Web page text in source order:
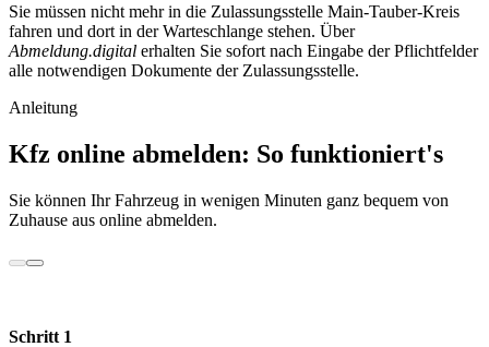
Sie müssen nicht mehr in die Zulassungsstelle Main-Tauber-Kreis
fahren und dort in der Warteschlange stehen. Über
Abmeldung.digital erhalten Sie sofort nach Eingabe der Pflichtfelder
alle notwendigen Dokumente der Zulassungsstelle.
Anleitung
Kfz online abmelden: So funktioniert's
Sie können Ihr Fahrzeug in wenigen Minuten ganz bequem von
Zuhause aus online abmelden.
Schritt 1